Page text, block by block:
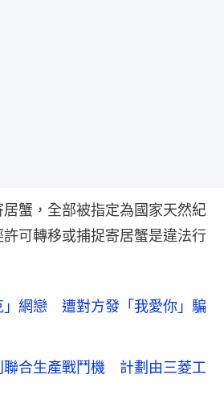
蟹，全部被指定為國家天然紀
可轉移或捕捉寄居蟹是違法行
」網戀 遭對方發「我愛你」騙
聯合生產戰鬥機 計劃由三菱工